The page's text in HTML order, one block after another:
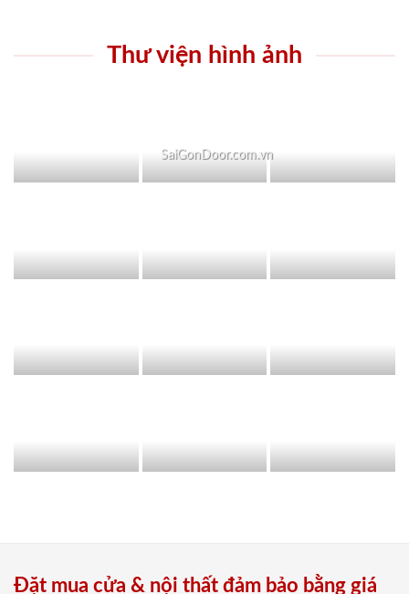
Thư viện hình ảnh
SaiGonDoor.com.vn
Đặt mua cửa & nội thất đảm bảo bằng giá